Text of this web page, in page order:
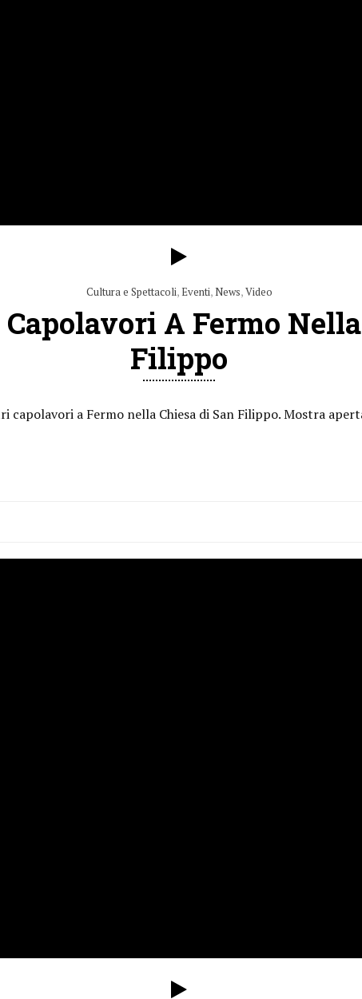
Cultura e Spettacoli,Eventi,News,Video
A Fermo
Filippo
capolavori a Fermo nella Chiesa di San Filippo. Mostra